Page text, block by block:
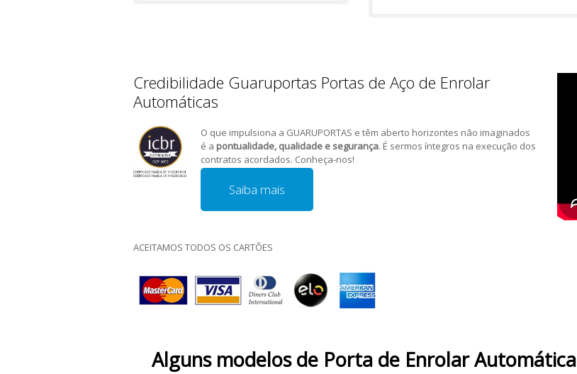
Credibilidade Guaruportas Portas de Aço de Enrolar
Automáticas
O que impulsiona a GUARUPORTAS e têm aberto horizontes não imaginados
é a pontualidade, qualidade e segurança. É sermos íntegros na execução dos
contratos acordados. Conheça-nos!
Saiba mais
ACEITAMOS TODOS OS CARTÕES
Alguns modelos de Porta de Enrolar Automática